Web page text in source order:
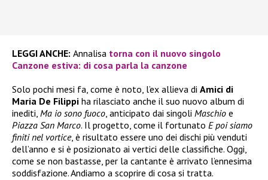
LEGGI ANCHE: Annalisa torna con il nuovo singolo
Canzone estiva: di cosa parla la canzone
Solo pochi mesi fa, come è noto, l’ex allieva di Amici di
Maria De Filippi ha rilasciato anche il suo nuovo album di
inediti, Ma io sono fuoco, anticipato dai singoli Maschio e
Piazza San Marco. Il progetto, come il fortunato E poi siamo
finiti nel vortice, è risultato essere uno dei dischi più venduti
dell’anno e si è posizionato ai vertici delle classifiche. Oggi,
come se non bastasse, per la cantante è arrivato l’ennesima
soddisfazione. Andiamo a scoprire di cosa si tratta.